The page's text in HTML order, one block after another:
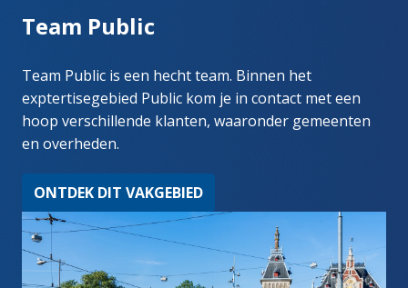
Team Public
Team Public is een hecht team. Binnen het
exptertisegebied Public kom je in contact met een
hoop verschillende klanten, waaronder gemeenten
en overheden.
ONTDEK DIT VAKGEBIED